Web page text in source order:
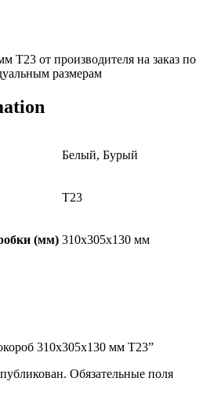
Т23 от производителя на заказ по
размерам
Белый, Бурый
Т23
(мм) 310х305х130 мм
310х305х130 мм Т23”
Обязательные поля